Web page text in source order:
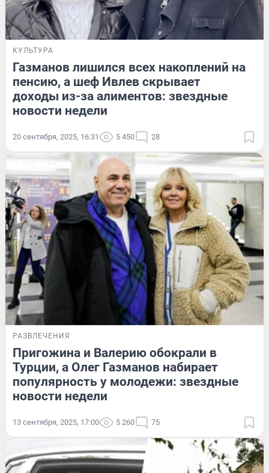
КУЛЬТУРА
Газманов лишился всех накоплений на
пенсию, а шеф Ивлев скрывает
доходы из-за алиментов: звездные
новости недели
20 сентября, 2025, 16:31 5 450 28
РАЗВЛЕЧЕНИЯ
Пригожина и Валерию обокрали в
Турции, а Олег Газманов набирает
популярность у молодежи: звездные
новости недели
13 сентября, 2025, 17:00 5 260 75